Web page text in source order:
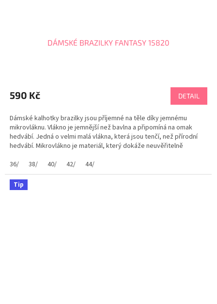
DÁMSKÉ BRAZILKY FANTASY 15820
590 Kč DETAIL
Dámské kalhotky brazilky jsou příjemné na těle díky jemnému
mikrovláknu. Vlákno je jemnější než bavlna a připomíná na omak
hedvábí. Jedná o velmi malá vlákna, která jsou tenčí, než přírodní
hedvábí. Mikrovlákno je materiál, který dokáže neuvěřitelně
36/
38/ 40/ 42/ 44/
Tip